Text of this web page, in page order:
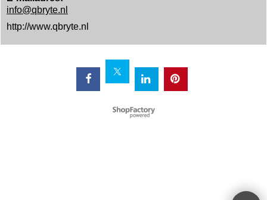
info@qbryte.nl
http://www.qbryte.nl
WebShop erstellt mit
ShopFactory Shop